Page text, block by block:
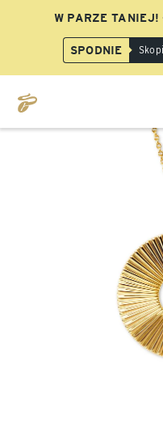
W PARZE
SPODNIE